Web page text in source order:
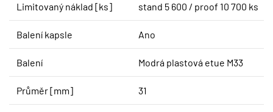
Limitovaný náklad [ks] stand 5 600 / proof 10 700 ks
Balení kapsle Ano
Balení Modrá plastová etue M33
Průměr [mm] 31